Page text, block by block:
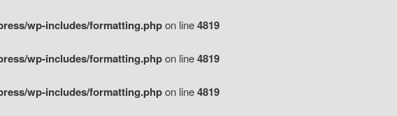
wp-includes/formatting.phpon line4819
wp-includes/formatting.phpon line4819
wp-includes/formatting.phpon line4819